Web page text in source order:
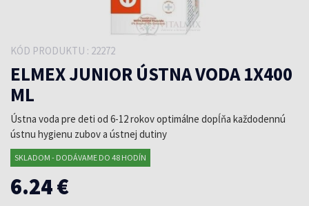
KÓD PRODUKTU : 22272
ELMEX JUNIOR ÚSTNA VODA 1X400
ML
Ústna voda pre deti od 6-12 rokov optimálne dopĺňa každodennú
ústnu hygienu zubov a ústnej dutiny
SKLADOM - DODÁVAME DO 48 HODÍN
6.24 €